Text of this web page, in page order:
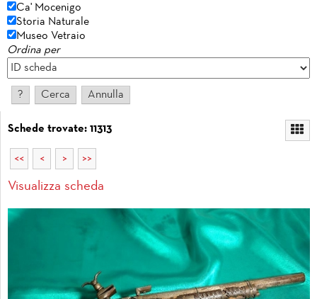
Ca' Mocenigo
Storia Naturale
Museo Vetraio
Ordina per
Schede trovate: 11313
<< < > >>
Visualizza scheda